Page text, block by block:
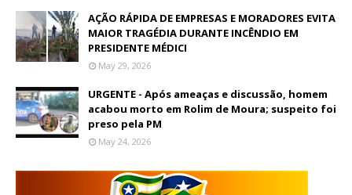
AÇÃO RÁPIDA DE EMPRESAS E MORADORES EVITA
MAIOR TRAGÉDIA DURANTE INCÊNDIO EM
PRESIDENTE MÉDICI
May 29, 2026
URGENTE - Após ameaças e discussão, homem
acabou morto em Rolim de Moura; suspeito foi
preso pela PM
May 24, 2026